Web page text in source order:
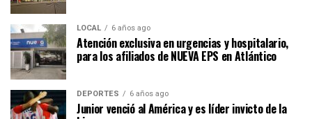
LOCAL 6 años ago
Atención exclusiva en urgencias y hospitalario,
para los afiliados de NUEVA EPS en Atlántico
DEPORTES 6 años ago
Junior venció al América y es líder invicto de la